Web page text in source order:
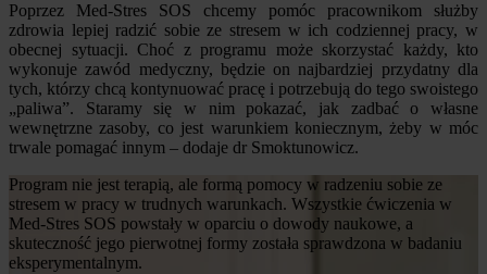
Poprzez Med-Stres SOS chcemy pomóc pracownikom służby
zdrowia lepiej radzić sobie ze stresem w ich codziennej pracy, w
obecnej sytuacji. Choć z programu może skorzystać każdy, kto
wykonuje zawód medyczny, będzie on najbardziej przydatny dla
tych, którzy chcą kontynuować pracę i potrzebują do tego swoistego
„paliwa”. Staramy się w nim pokazać, jak zadbać o własne
wewnętrzne zasoby, co jest warunkiem koniecznym, żeby w móc
trwale pomagać innym – dodaje dr Smoktunowicz.
Program nie jest terapią, ale formą pomocy w radzeniu sobie ze
stresem w pracy w trudnych warunkach. Wszystkie ćwiczenia w
Med-Stres SOS powstały w oparciu o dowody naukowe, a
skuteczność jego pierwotnej formy została sprawdzona w badaniu
eksperymentalnym.